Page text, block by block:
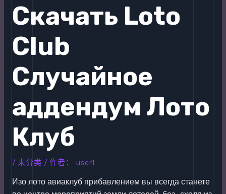
Скачать Loto
Club
Случайное
аддендум Лото
Клуб
/ 未分类 / 作者： user1
Изо лото авиаклуб прибавлением вы всегда станете